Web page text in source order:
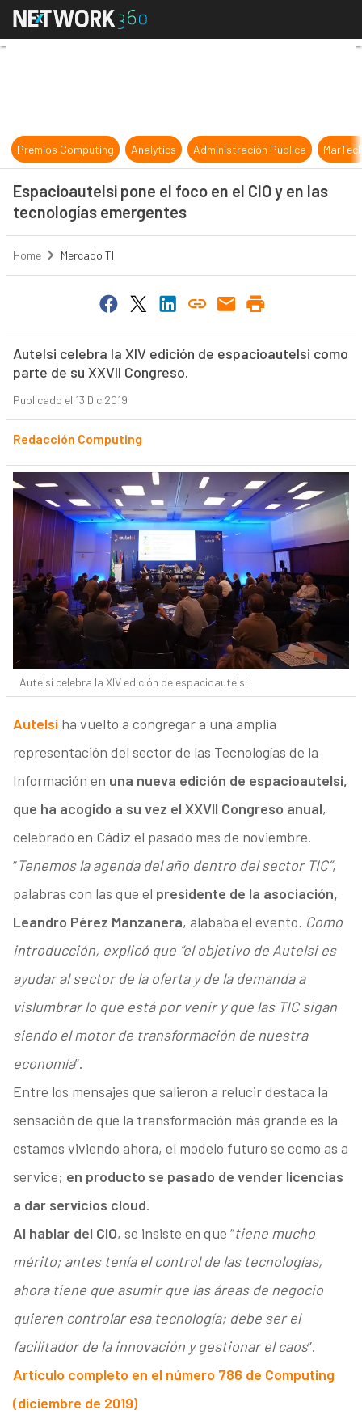
Espacioautelsi pone el foco en el
Premios Computing Analytics Administración Pública
Espacioautelsi pone el foco en el CIO y en las
tecnologías emergentes
Home Mercado TI
Autelsi celebra la XIV edición de espacioautelsi como
parte de su XXVII Congreso.
Publicado el 13 Dic 2019
Redacción Computing
Autelsi celebra la XIV edición de espacioautelsi
Autelsiha vuelto a congregar a una amplia
representación del sector de las Tecnologías de la
Información en una nueva edición de espacioautelsi,
que ha acogido a su vez el XXVII Congreso anual,
celebrado en Cádiz el pasado mes de noviembre.
“Tenemos la agenda del año dentro del sector TIC”,
palabras con las que el presidente de la asociación,
Leandro Pérez Manzanera, alababa el evento. Como
introducción, explicó que “el objetivo de Autelsi es
ayudar al sector de la oferta y de la demanda a
vislumbrar lo que está por venir y que las TIC sigan
siendo el motor de transformación de nuestra
economía”.
Entre los mensajes que salieron a relucir destaca la
sensación de que la transformación más grande es la
estamos viviendo ahora, el modelo futuro se como as a
service; en producto se pasado de vender licencias
a dar servicios cloud.
Al hablar del CIO, se insiste en que “tiene mucho
mérito; antes tenía el control de las tecnologías,
ahora tiene que asumir que las áreas de negocio
quieren controlar esa tecnología; debe ser el
facilitador de la innovación y gestionar el caos”.
Artículo completo en el número 786 de Computing
(diciembre de 2019)